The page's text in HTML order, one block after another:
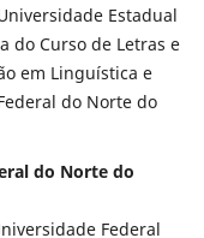
Estadual
do Curso de Letras e
em Linguística e
do Norte do
do Norte do
Federal